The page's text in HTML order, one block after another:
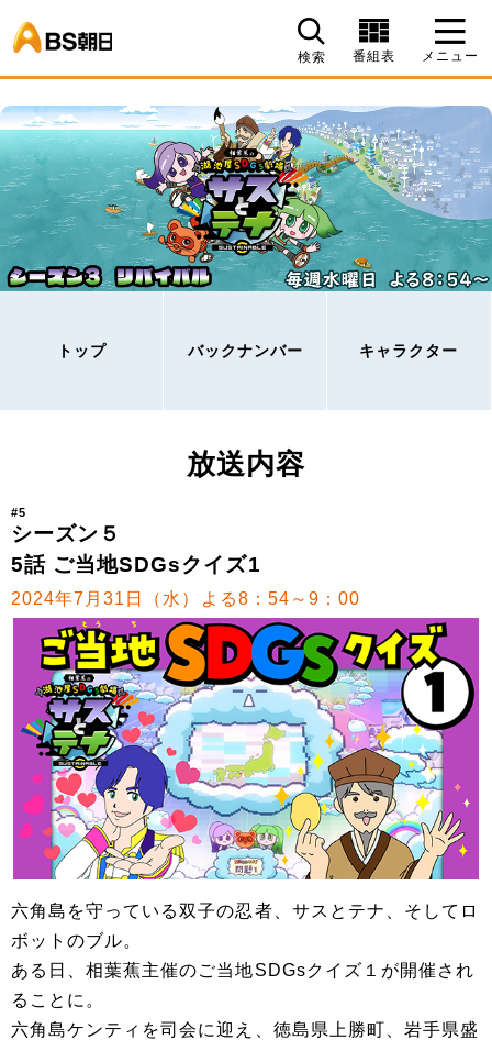
検索 番組表 メニュー
トップ バックナンバー キャラクター
放送内容
#5
シーズン５
5話 ご当地SDGsクイズ1
2024年7月31日（水）よる8：54～9：00
六角島を守っている双子の忍者、サスとテナ、そしてロ
ボットのブル。
ある日、相葉蕉主催のご当地SDGsクイズ１が開催され
ることに。
六角島ケンティを司会に迎え、徳島県上勝町、岩⼿県盛